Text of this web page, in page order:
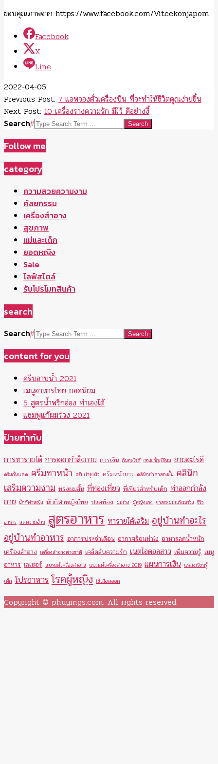
ขอบคุณภาพจาก https://www.facebook.com/Viteekonjapom
Facebook
X
Line
2022-04-05
Previous Post: 7 แอพจองตั๋วเครื่องบิน ที่จะทำให้ชีวิตคุณง่ายขึ้น
Next Post: 10 เครื่องรางความรัก มีไว้ ดีอย่างงี้
Search
Follow me
category
ความสวยความงาม
ศัลยกรรม
เครื่องสำอาง
สุขภาพ
แม่และเด็ก
ยอดหญิง
Sale
ไลฟ์สไตล์
รับโปรโมทสินค้า
search
Search
content for you
ครีบอาบน้ำ 2021
เมนูอาหารไทย ยอดนิยม
5 สูตรน้ำพริกอ่อง ทำเองได้
แชมพูแก้ผมร่วง 2021
ป้ายกำกับ
การหารายได้ การออกกำลังกาย การเงิน กินอะไรดี ของขวัญปีใหม่ ขายอะไรดี
ครีมกันแดด ครีมทาหน้า ครีมบำรุงผิว ครีมหน้าขาว คลินิกทำตาสองชั้น คลินิก
เสริมความงาม ทรงผมสั้น ที่ท่องเที่ยว ที่เที่ยวสำหรับเด็ก ท่าออกกำลัง
กาย นักกีฬาหญิง นักกีฬาหญิงไทย ปวดท้อง ผมร่วง ผู้หญิงเก่ง ยาสระผมแก้ผมร่วง รีวิว
อาหาร ลดความอ้วน สูตรอาหาร หารายได้เสริม อยู่บ้านทำอะไร
อยู่บ้านทำอาหาร อาการประจำเดือน อากาศร้อนทำไง อาหารลดน้ำหนัก
เครื่องสำอาง เครื่องสำอางต่างชาติ เคล็ดลับความรัก เนตไอดอลสาว เพิ่มความรู้ เมนู
อาหาร เลเซอร์ แบรนด์เครื่องสำอาง แบรนด์เครื่องสำอาง 2019 แผนการเงิน แหล่งเรียนรู้
เด็ก โปรอาหาร โรคผู้หญิง ไข้เลือดออก
Copyright © phuyings.com. All rights reserved.